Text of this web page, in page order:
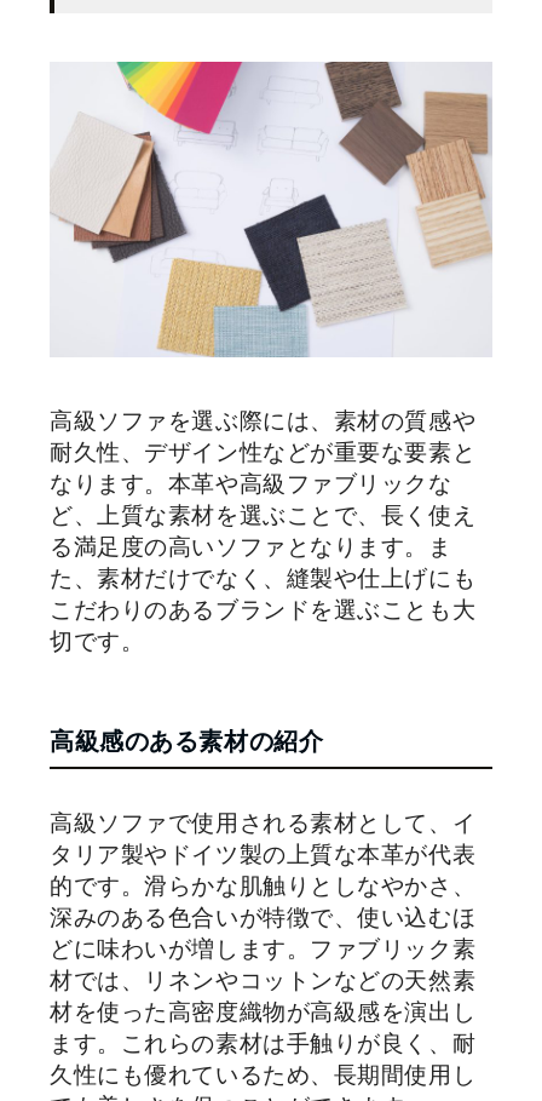
高級ソファを選ぶ際には、素材の質感や
耐久性、デザイン性などが重要な要素と
なります。本革や高級ファブリックな
ど、上質な素材を選ぶことで、長く使え
る満足度の高いソファとなります。ま
た、素材だけでなく、縫製や仕上げにも
こだわりのあるブランドを選ぶことも大
切です。
高級感のある素材の紹介
高級ソファで使用される素材として、イ
タリア製やドイツ製の上質な本革が代表
的です。滑らかな肌触りとしなやかさ、
深みのある色合いが特徴で、使い込むほ
どに味わいが増します。ファブリック素
材では、リネンやコットンなどの天然素
材を使った高密度織物が高級感を演出し
ます。これらの素材は手触りが良く、耐
久性にも優れているため、長期間使用し